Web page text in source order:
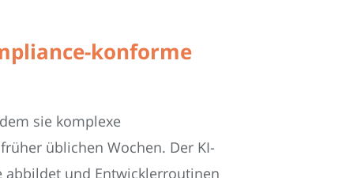
konforme
sie komplexe
üblichen Wochen. Der KI-
abbildet und Entwicklerroutinen